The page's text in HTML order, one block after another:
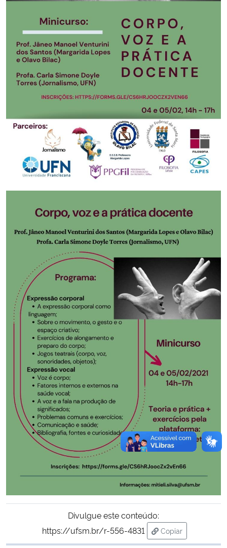
Controladoria-Geral da União
Ministério da Mulher, da Família e dos Direitos Humanos
Secretaria-Geral
Gabinete de Segurança Institucional
Advocacia-Geral da União
Divulgue este conteúdo:
https://ufsm.br/r-556-4831
Copiar
para área de